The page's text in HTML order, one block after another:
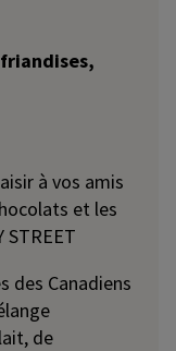
friandises,
à vos amis
et les
des Canadiens
de